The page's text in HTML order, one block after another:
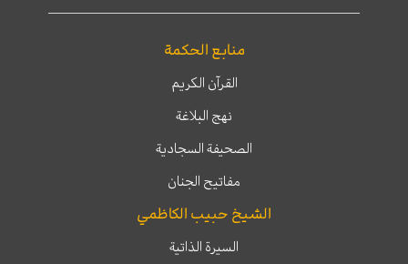
منابع الحكمة
القرآن الكريم
نهج البلاغة
الصحيفة السجادية
مفاتيح الجنان
الشيخ حبيب الكاظمي
السيرة الذاتية